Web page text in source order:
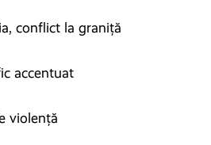
conflict la graniță
accentuat
violență